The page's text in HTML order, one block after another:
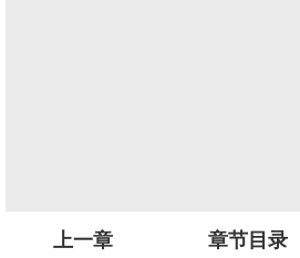
上一章 章节目录